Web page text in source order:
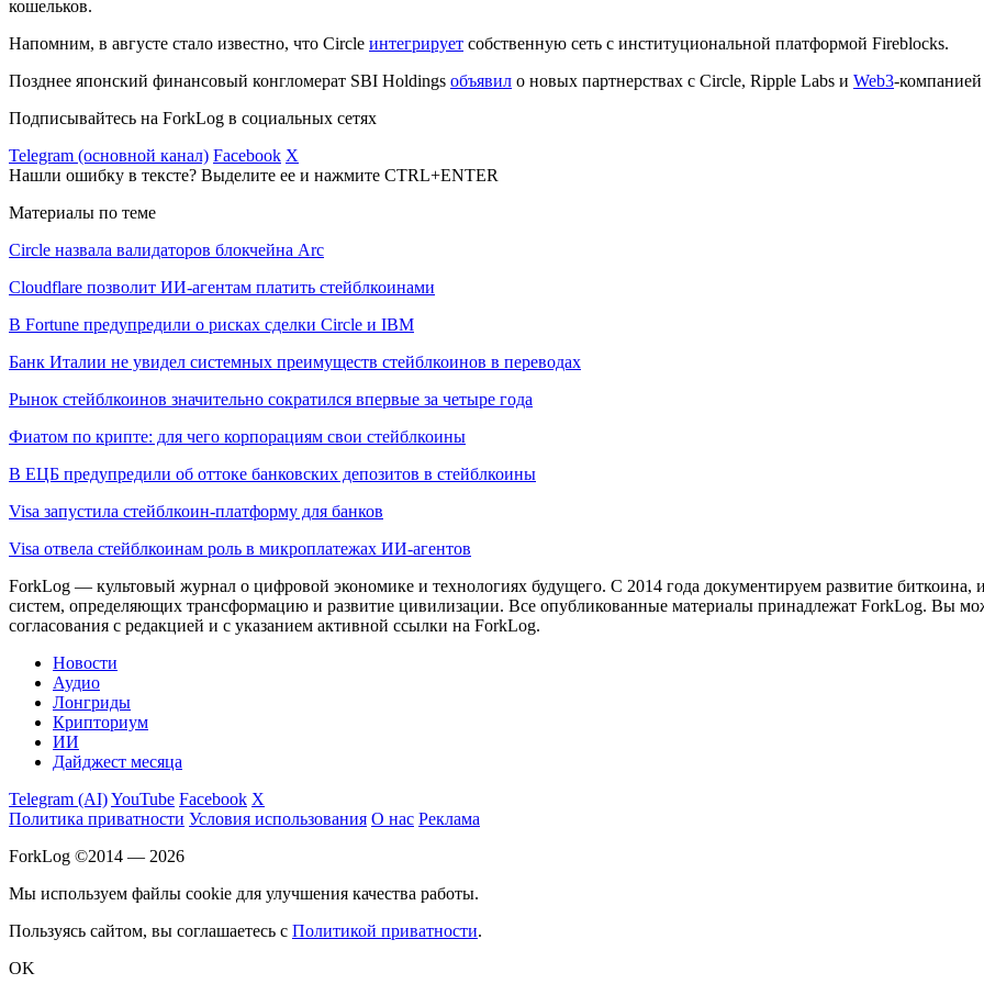
кошельков.
Напомним, в августе стало известно, что Circle интегрирует собственную сеть с институциональной платформой Fireblocks.
Позднее японский финансовый конгломерат SBI Holdings объявил о новых партнерствах с Circle, Ripple Labs и Web3-компанией
Подписывайтесь на ForkLog в социальных сетях
Telegram (основной канал) Facebook X
Нашли ошибку в тексте? Выделите ее и нажмите CTRL+ENTER
Материалы по теме
Circle назвала валидаторов блокчейна Arc
Cloudflare позволит ИИ-агентам платить стейблкоинами
В Fortune предупредили о рисках сделки Circle и IBM
Банк Италии не увидел системных преимуществ стейблкоинов в переводах
Рынок стейблкоинов значительно сократился впервые за четыре года
Фиатом по крипте: для чего корпорациям свои стейблкоины
В ЕЦБ предупредили об оттоке банковских депозитов в стейблкоины
Visa запустила стейблкоин-платформу для банков
Visa отвела стейблкоинам роль в микроплатежах ИИ-агентов
ForkLog — культовый журнал о цифровой экономике и технологиях будущего. С 2014 года документируем развитие биткоина,
систем, определяющих трансформацию и развитие цивилизации. Все опубликованные материалы принадлежат ForkLog. Вы
согласования с редакцией и с указанием активной ссылки на ForkLog.
Новости
Аудио
Лонгриды
Крипториум
ИИ
Дайджест месяца
Telegram (AI)YouTube Facebook X
Политика приватности Условия использования О нас Реклама
ForkLog ©2014 — 2026
Мы используем файлы cookie для улучшения качества работы.
Пользуясь сайтом, вы соглашаетесь с Политикой приватности.
OK